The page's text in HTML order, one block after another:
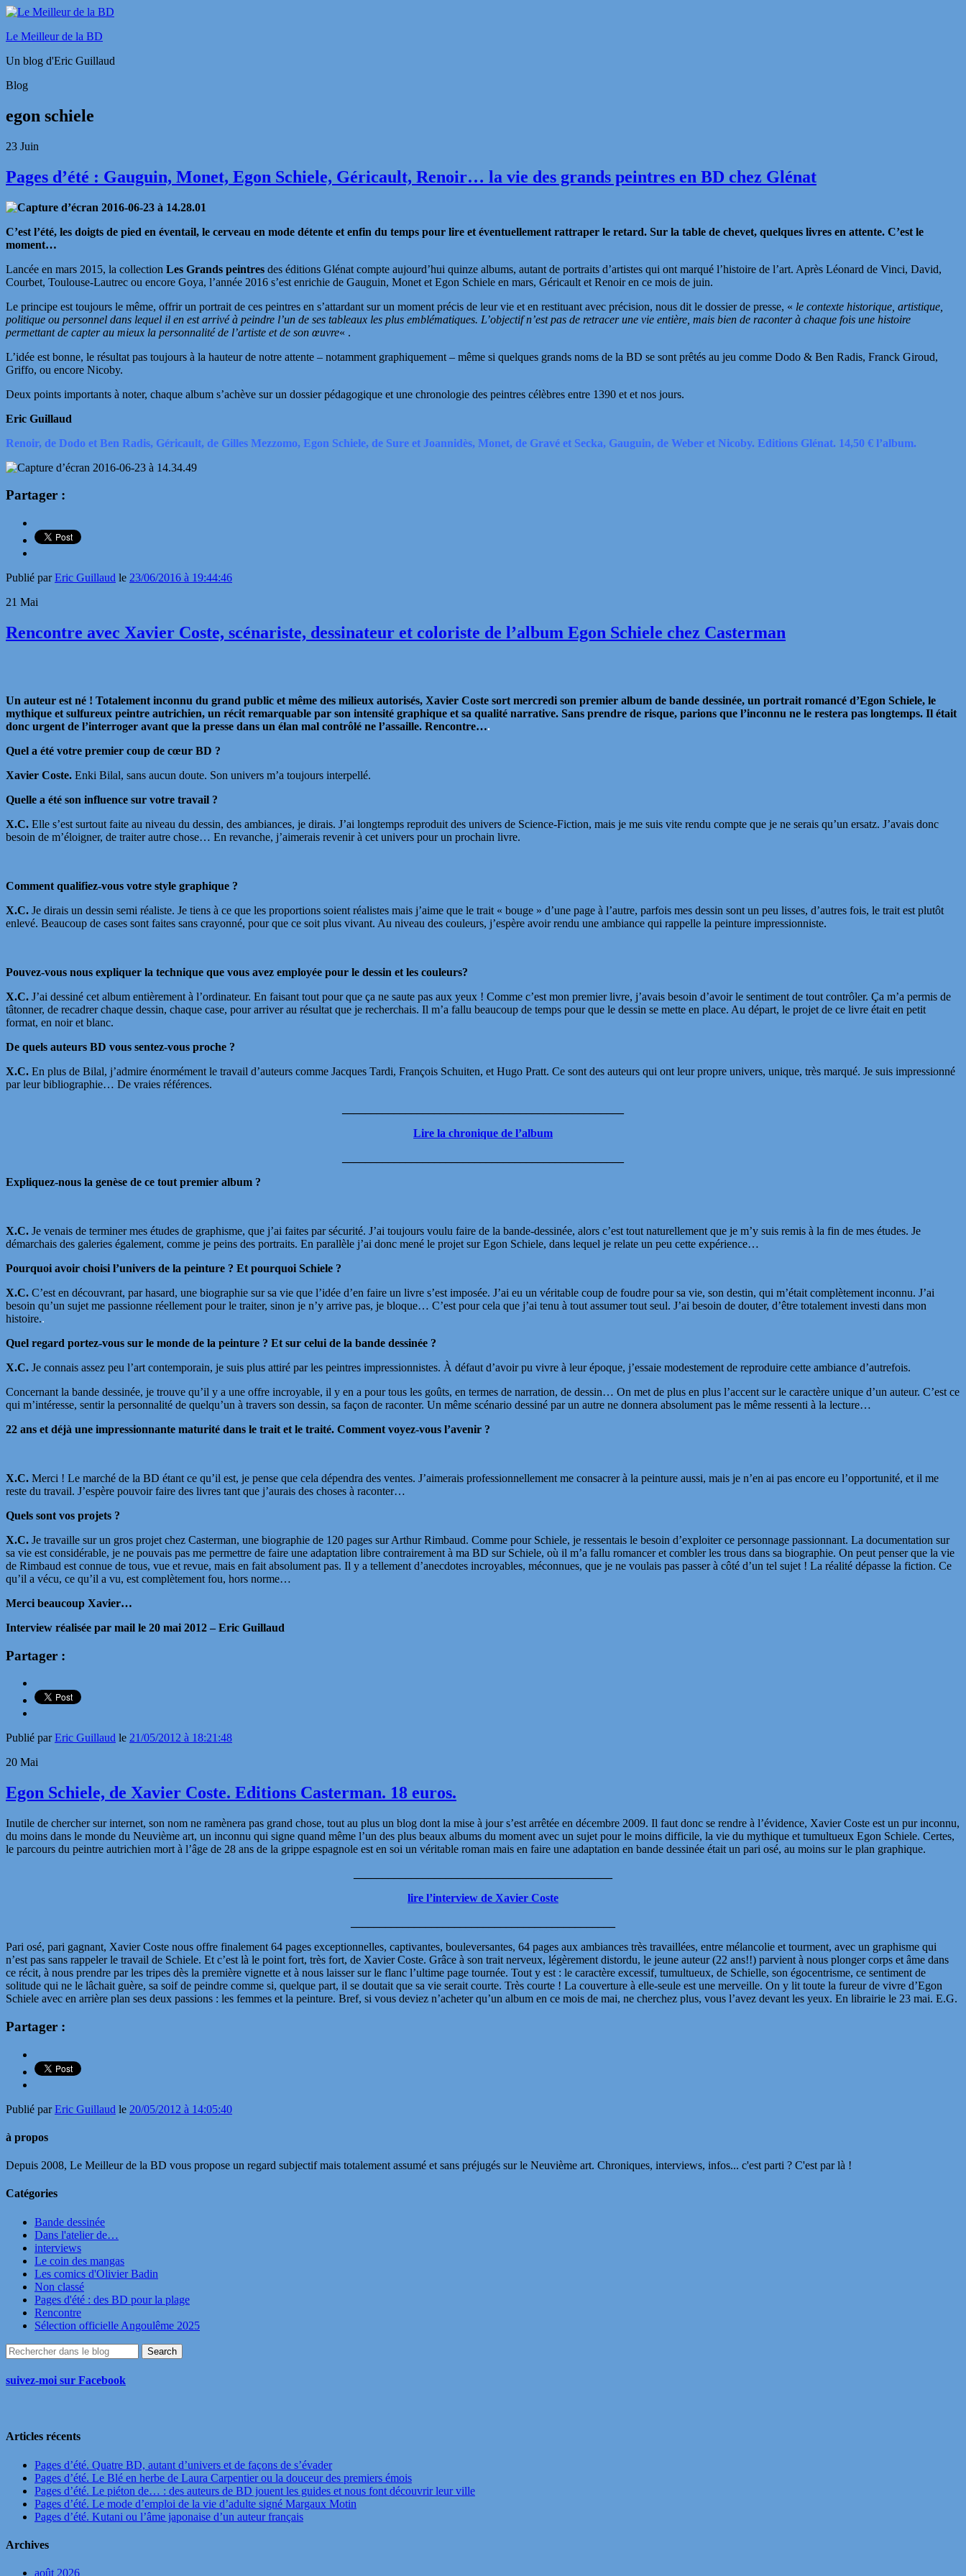
Le Meilleur de la BD
Un blog d'Eric Guillaud
Blog
egon schiele
23 Juin
Pages d’été : Gauguin, Monet, Egon Schiele, Géricault, Renoir… la vie des grands peintres en BD chez Glénat
C’est l’été, les doigts de pied en éventail, le cerveau en mode détente et enfin du temps pour lire et éventuellement rattraper le retard. Sur la table de chevet, quelques livres en attente. C’est le
moment…
Lancée en mars 2015, la collection Les Grands peintres des éditions Glénat compte aujourd’hui quinze albums, autant de portraits d’artistes qui ont marqué l’histoire de l’art. Après Léonard de Vinci, David,
Courbet, Toulouse-Lautrec ou encore Goya, l’année 2016 s’est enrichie de Gauguin, Monet et Egon Schiele en mars, Géricault et Renoir en ce mois de juin.
Le principe est toujours le même, offrir un portrait de ces peintres en s’attardant sur un moment précis de leur vie et en restituant avec précision, nous dit le dossier de presse, « le contexte historique, artistique,
politique ou personnel dans lequel il en est arrivé à peindre l’un de ses tableaux les plus emblématiques. L’objectif n’est pas de retracer une vie entière, mais bien de raconter à chaque fois une histoire
permettant de capter au mieux la personnalité de l’artiste et de son œuvre« .
L’idée est bonne, le résultat pas toujours à la hauteur de notre attente – notamment graphiquement – même si quelques grands noms de la BD se sont prêtés au jeu comme Dodo & Ben Radis, Franck Giroud,
Griffo, ou encore Nicoby.
Deux points importants à noter, chaque album s’achève sur un dossier pédagogique et une chronologie des peintres célèbres entre 1390 et et nos jours.
Eric Guillaud
Renoir, de Dodo et Ben Radis, Géricault, de Gilles Mezzomo, Egon Schiele, de Sure et Joannidès, Monet, de Gravé et Secka, Gauguin, de Weber et Nicoby. Editions Glénat. 14,50 € l’album.
Partager :
Publié parEric Guillaud le 23/06/2016 à 19:44:46
21 Mai
Rencontre avec Xavier Coste, scénariste, dessinateur et coloriste de l’album Egon Schiele chez Casterman
Un auteur est né ! Totalement inconnu du grand public et même des milieux autorisés, Xavier Coste sort mercredi son premier album de bande dessinée, un portrait romancé d’Egon Schiele, le
mythique et sulfureux peintre autrichien, un récit remarquable par son intensité graphique et sa qualité narrative. Sans prendre de risque, parions que l’inconnu ne le restera pas longtemps. Il était
donc urgent de l’interroger avant que la presse dans un élan mal contrôlé ne l’assaille. Rencontre….
Quel a été votre premier coup de cœur BD ?
Xavier Coste. Enki Bilal, sans aucun doute. Son univers m’a toujours interpellé.
Quelle a été son influence sur votre travail ?
X.C. Elle s’est surtout faite au niveau du dessin, des ambiances, je dirais. J’ai longtemps reproduit des univers de Science-Fiction, mais je me suis vite rendu compte que je ne serais qu’un ersatz. J’avais donc
besoin de m’éloigner, de traiter autre chose… En revanche, j’aimerais revenir à cet univers pour un prochain livre.
Comment qualifiez-vous votre style graphique ?
X.C. Je dirais un dessin semi réaliste. Je tiens à ce que les proportions soient réalistes mais j’aime que le trait « bouge » d’une page à l’autre, parfois mes dessin sont un peu lisses, d’autres fois, le trait est plutôt
enlevé. Beaucoup de cases sont faites sans crayonné, pour que ce soit plus vivant. Au niveau des couleurs, j’espère avoir rendu une ambiance qui rappelle la peinture impressionniste.
Pouvez-vous nous expliquer la technique que vous avez employée pour le dessin et les couleurs?
X.C. J’ai dessiné cet album entièrement à l’ordinateur. En faisant tout pour que ça ne saute pas aux yeux ! Comme c’est mon premier livre, j’avais besoin d’avoir le sentiment de tout contrôler. Ça m’a permis de
tâtonner, de recadrer chaque dessin, chaque case, pour arriver au résultat que je recherchais. Il m’a fallu beaucoup de temps pour que le dessin se mette en place. Au départ, le projet de ce livre était en petit
format, en noir et blanc.
De quels auteurs BD vous sentez-vous proche ?
X.C. En plus de Bilal, j’admire énormément le travail d’auteurs comme Jacques Tardi, François Schuiten, et Hugo Pratt. Ce sont des auteurs qui ont leur propre univers, unique, très marqué. Je suis impressionné
par leur bibliographie… De vraies références.
Lire la chronique de l’album
Expliquez-nous la genèse de ce tout premier album ?
X.C. Je venais de terminer mes études de graphisme, que j’ai faites par sécurité. J’ai toujours voulu faire de la bande-dessinée, alors c’est tout naturellement que je m’y suis remis à la fin de mes études. Je
démarchais des galeries également, comme je peins des portraits. En parallèle j’ai donc mené le projet sur Egon Schiele, dans lequel je relate un peu cette expérience…
Pourquoi avoir choisi l’univers de la peinture ? Et pourquoi Schiele ?
X.C. C’est en découvrant, par hasard, une biographie sur sa vie que l’idée d’en faire un livre s’est imposée. J’ai eu un véritable coup de foudre pour sa vie, son destin, qui m’était complètement inconnu. J’ai
besoin qu’un sujet me passionne réellement pour le traiter, sinon je n’y arrive pas, je bloque… C’est pour cela que j’ai tenu à tout assumer tout seul. J’ai besoin de douter, d’être totalement investi dans mon
histoire..
Quel regard portez-vous sur le monde de la peinture ? Et sur celui de la bande dessinée ?
X.C. Je connais assez peu l’art contemporain, je suis plus attiré par les peintres impressionnistes. À défaut d’avoir pu vivre à leur époque, j’essaie modestement de reproduire cette ambiance d’autrefois.
Concernant la bande dessinée, je trouve qu’il y a une offre incroyable, il y en a pour tous les goûts, en termes de narration, de dessin… On met de plus en plus l’accent sur le caractère unique d’un auteur. C’est ce
qui m’intéresse, sentir la personnalité de quelqu’un à travers son dessin, sa façon de raconter. Un même scénario dessiné par un autre ne donnera absolument pas le même ressenti à la lecture…
22 ans et déjà une impressionnante maturité dans le trait et le traité. Comment voyez-vous l’avenir ?
X.C. Merci ! Le marché de la BD étant ce qu’il est, je pense que cela dépendra des ventes. J’aimerais professionnellement me consacrer à la peinture aussi, mais je n’en ai pas encore eu l’opportunité, et il me
reste du travail. J’espère pouvoir faire des livres tant que j’aurais des choses à raconter…
Quels sont vos projets ?
X.C. Je travaille sur un gros projet chez Casterman, une biographie de 120 pages sur Arthur Rimbaud. Comme pour Schiele, je ressentais le besoin d’exploiter ce personnage passionnant. La documentation sur
sa vie est considérable, je ne pouvais pas me permettre de faire une adaptation libre contrairement à ma BD sur Schiele, où il m’a fallu romancer et combler les trous dans sa biographie. On peut penser que la vie
de Rimbaud est connue de tous, vue et revue, mais en fait absolument pas. Il y a tellement d’anecdotes incroyables, méconnues, que je ne voulais pas passer à côté d’un tel sujet ! La réalité dépasse la fiction. Ce
qu’il a vécu, ce qu’il a vu, est complètement fou, hors norme…
Merci beaucoup Xavier…
Interview réalisée par mail le 20 mai 2012 – Eric Guillaud
Partager :
Publié parEric Guillaud le 21/05/2012 à 18:21:48
20 Mai
Egon Schiele, de Xavier Coste. Editions Casterman. 18 euros.
Inutile de chercher sur internet, son nom ne ramènera pas grand chose, tout au plus un blog dont la mise à jour s’est arrêtée en décembre 2009. Il faut donc se rendre à l’évidence, Xavier Coste est un pur inconnu,
du moins dans le monde du Neuvième art, un inconnu qui signe quand même l’un des plus beaux albums du moment avec un sujet pour le moins difficile, la vie du mythique et tumultueux Egon Schiele. Certes,
le parcours du peintre autrichien mort à l’âge de 28 ans de la grippe espagnole est en soi un véritable roman mais en faire une adaptation en bande dessinée était un pari osé, au moins sur le plan graphique.
lire l’interview de Xavier Coste
Pari osé, pari gagnant, Xavier Coste nous offre finalement 64 pages exceptionnelles, captivantes, bouleversantes, 64 pages aux ambiances très travaillées, entre mélancolie et tourment, avec un graphisme qui
n’est pas sans rappeler le travail de Schiele. Et c’est là le point fort, très fort, de Xavier Coste. Grâce à son trait nerveux, légèrement distordu, le jeune auteur (22 ans!!) parvient à nous plonger corps et âme dans
ce récit, à nous prendre par les tripes dès la première vignette et à nous laisser sur le flanc l’ultime page tournée. Tout y est : le caractère excessif, tumultueux, de Schielle, son égocentrisme, ce sentiment de
solitude qui ne le lâchait guère, sa soif de peindre comme si, quelque part, il se doutait que sa vie serait courte. Très courte ! La couverture à elle-seule est une merveille. On y lit toute la fureur de vivre d’Egon
Schiele avec en arrière plan ses deux passions : les femmes et la peinture. Bref, si vous deviez n’acheter qu’un album en ce mois de mai, ne cherchez plus, vous l’avez devant les yeux. En librairie le 23 mai. E.G.
Partager :
Publié parEric Guillaud le 20/05/2012 à 14:05:40
à propos
Depuis 2008, Le Meilleur de la BD vous propose un regard subjectif mais totalement assumé et sans préjugés sur le Neuvième art. Chroniques, interviews, infos... c'est parti ? C'est par là !
Catégories
Bande dessinée
Dans l'atelier de…
interviews
Le coin des mangas
Les comics d'Olivier Badin
Non classé
Pages d'été : des BD pour la plage
Rencontre
Sélection officielle Angoulême 2025
suivez-moi sur Facebook
Articles récents
Pages d’été. Quatre BD, autant d’univers et de façons de s’évader
Pages d’été. Le Blé en herbe de Laura Carpentier ou la douceur des premiers émois
Pages d’été. Le piéton de… : des auteurs de BD jouent les guides et nous font découvrir leur ville
Pages d’été. Le mode d’emploi de la vie d’adulte signé Margaux Motin
Pages d’été. Kutani ou l’âme japonaise d’un auteur français
Archives
août 2026